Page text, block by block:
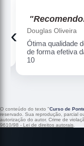
Douglas Oliveira
Ótima qualidade
de forma efetiva
10
‹
O conteúdo do texto "Curso de
reservado. Sua reprodução, parcial
autorização do autor. Crime de
9610/98 - Lei de direitos autorais.